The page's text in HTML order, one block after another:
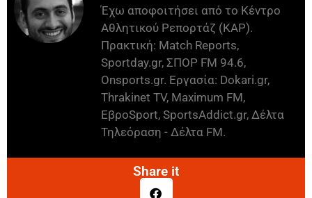
Έχω αποφοιτήσει από το Κέντρο
Αθλητικού Ρεπορτάζ (ΚΑΡ).
Πρακτική: Match Reports,
Sportday.gr, ΣΠΟΡ FM 94.6,
Onsports.gr. Εργασία: Dokari.gr,
Thrakinet TV, Maximum FM,
ΕβροSport, SportsAddict.gr, Δέλτα
Τηλεόραση - Δέλτα FM.
Share it